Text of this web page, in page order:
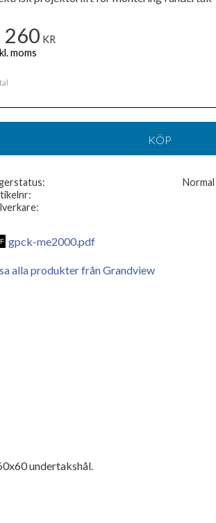
260 KR
KÖP
gpck-me2000.pdf
alla produkter från Grandview
undertakshål.